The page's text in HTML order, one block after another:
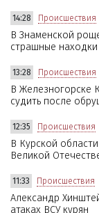
14:28 Происшествия
В Знаменской
страшные находки
13:28 Происшествия
В Железногорске
судить после
12:35 Происшествия
В Курской
Великой
11:33 Происшествия
Александр
атаках ВСУ курян